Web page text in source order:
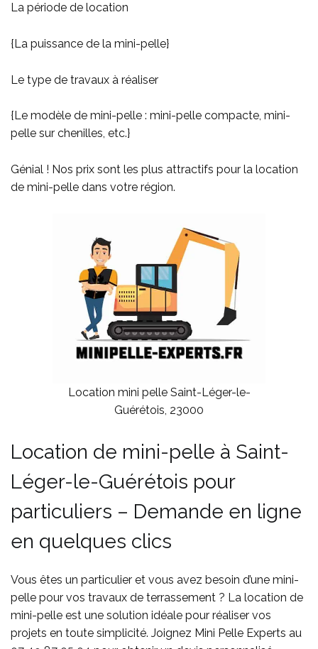
La période de location
{La puissance de la mini-pelle}
Le type de travaux à réaliser
{Le modèle de mini-pelle : mini-pelle compacte, mini-
pelle sur chenilles, etc.}
Génial ! Nos prix sont les plus attractifs pour la location
de mini-pelle dans votre région.
Location mini pelle Saint-Léger-le-
Guérétois, 23000
Location de mini-pelle à Saint-
Léger-le-Guérétois pour
particuliers – Demande en ligne
en quelques clics
Vous êtes un particulier et vous avez besoin d’une mini-
pelle pour vos travaux de terrassement ? La location de
mini-pelle est une solution idéale pour réaliser vos
projets en toute simplicité. Joignez Mini Pelle Experts au